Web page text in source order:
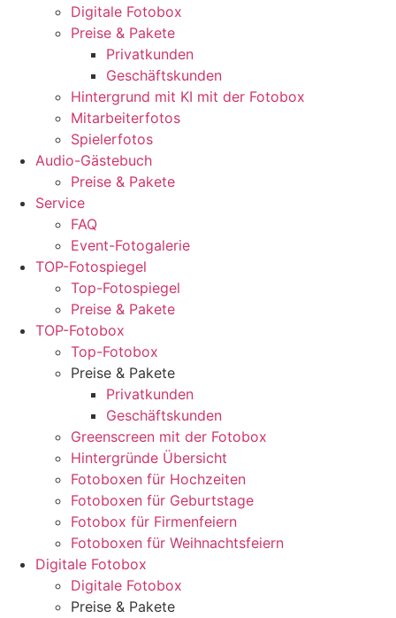
Digitale Fotobox
Preise & Pakete
Privatkunden
Geschäftskunden
Hintergrund mit KI mit der Fotobox
Mitarbeiterfotos
Spielerfotos
Audio-Gästebuch
Preise & Pakete
Service
FAQ
Event-Fotogalerie
TOP-Fotospiegel
Top-Fotospiegel
Preise & Pakete
TOP-Fotobox
Top-Fotobox
Preise & Pakete
Privatkunden
Geschäftskunden
Greenscreen mit der Fotobox
Hintergründe Übersicht
Fotoboxen für Hochzeiten
Fotoboxen für Geburtstage
Fotobox für Firmenfeiern
Fotoboxen für Weihnachtsfeiern
Digitale Fotobox
Digitale Fotobox
Preise & Pakete